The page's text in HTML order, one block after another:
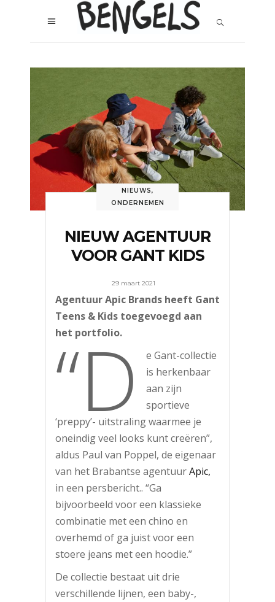
NIEUWS,
ONDERNEMEN
NIEUW AGENTUUR
VOOR GANT KIDS
29 maart 2021
Agentuur Apic Brands heeft Gant
Teens & Kids toegevoegd aan
het portfolio.
“D
e Gant-collectie
is herkenbaar
aan zijn
sportieve
‘preppy’- uitstraling waarmee je
oneindig veel looks kunt creëren”,
aldus Paul van Poppel, de eigenaar
van het Brabantse agentuurApic,
in een persbericht.. “Ga
bijvoorbeeld voor een klassieke
combinatie met een chino en
overhemd of ga juist voor een
stoere jeans met een hoodie.”
De collectie bestaat uit drie
verschillende lijnen, een baby-,